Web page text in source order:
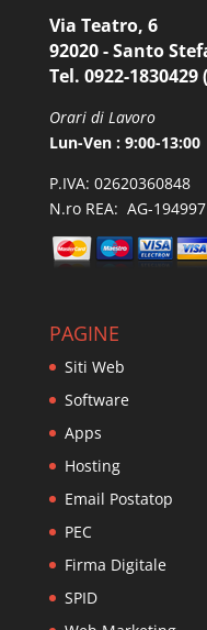
Via Teatro, 6
92020 - Santo
Tel. 0922-
Orari di Lavoro
Lun-Ven : 9:00-
P.IVA: 02620360848
N.ro REA: AG-194997
PAGINE
Siti Web
Software
Apps
Hosting
Email Postatop
PEC
Firma Digitale
SPID